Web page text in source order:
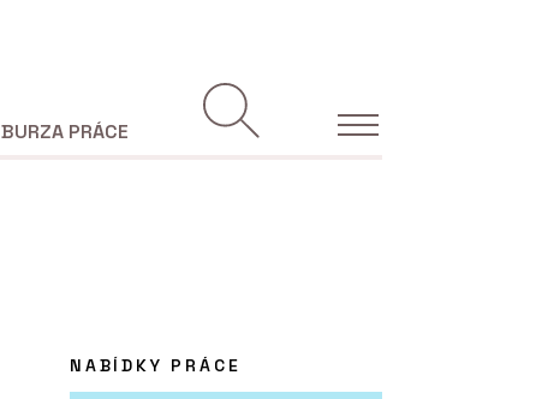
BURZA PRÁCE
NABÍDKY PRÁCE